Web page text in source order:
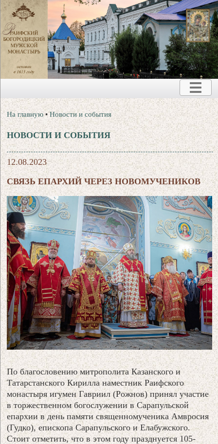
На главную •Новости и события
НОВОСТИ И СОБЫТИЯ
12.08.2023
СВЯЗЬ ЕПАРХИЙ ЧЕРЕЗ НОВОМУЧЕНИКОВ
По благословению митрополита Казанского и
Татарстанского Кирилла наместник Раифского
монастыря игумен Гавриил (Рожнов) принял участие
в торжественном богослужении в Сарапульской
епархии в день памяти священномученика Амвросия
(Гудко), епископа Сарапульского и Елабужского.
Стоит отметить, что в этом году празднуется 105-